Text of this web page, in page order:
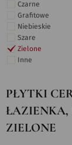
Czarne
Grafitowe
Niebieskie
Szare
Zielone
Inne
PŁYTKI
ŁAZIENKA,
ZIELONE